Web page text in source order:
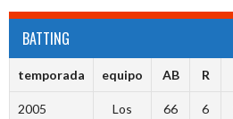
BATTING
temporada equipo AB R
2005
Los
66 6